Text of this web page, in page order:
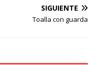
SIGUIENTE
Toalla con guarda